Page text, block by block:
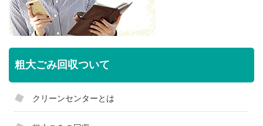
粗大ごみ回収ついて
クリーンセンターとは